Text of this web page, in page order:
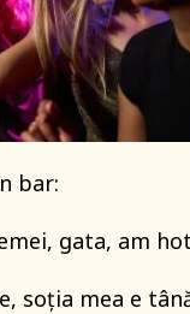
bar:
gata, am
soția mea e